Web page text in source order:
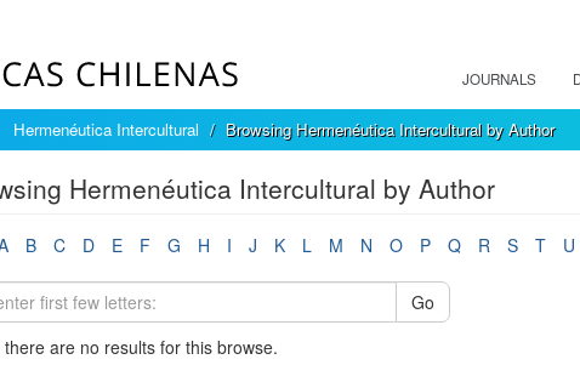
JOURNALS
Hermenéutica Intercultural Browsing Hermenéutica Intercultural by Author
Hermenéutica Intercultural by Author
B C D E F G H I J K L M N O P Q R S T U
Go
there are no results for this browse.